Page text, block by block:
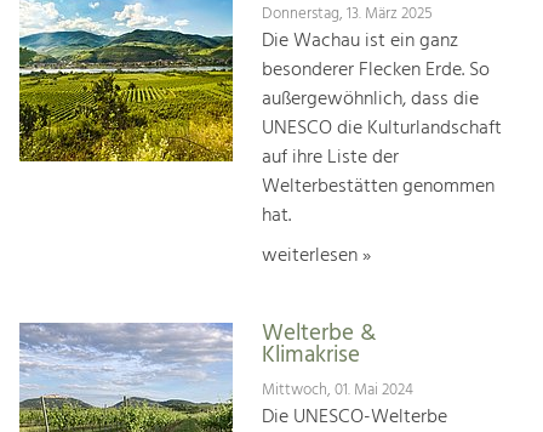
Soziales, Bildung &
Identität
Gleichberechtigung, Jugend und
Integration
Mobilität & Energie
Klimawandel, öffentlicher Verkehr und
Steigerung regionaler Wertschöpfung
Donnerstag, 13. März 2025
Die Wachau ist ein ganz
besonderer Flecken Erde. So
außergewöhnlich, dass die
UNESCO die Kulturlandschaft
auf ihre Liste der
Welterbestätten genommen
hat.
weiterlesen »
Welterbe &
Klimakrise
Mittwoch, 01. Mai 2024
Die UNESCO-Welterbe